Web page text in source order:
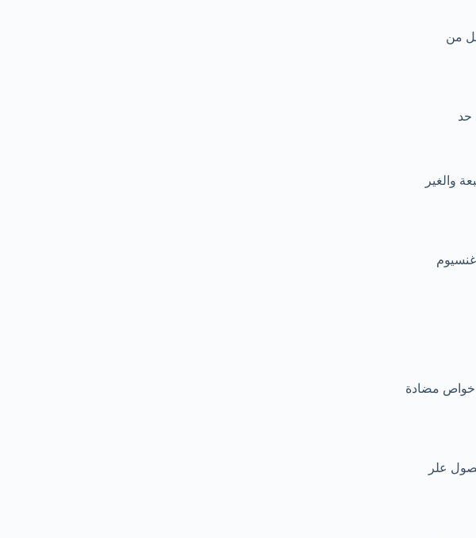
للجسم مثل البروتين والأوميجا 3 التي تجعل من
حد
والغير
كما يوجد له خواص مضادة
علر